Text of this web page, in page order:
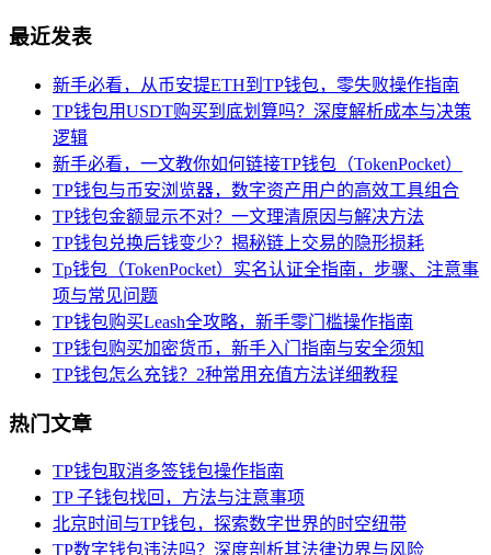
最近发表
新手必看，从币安提ETH到TP钱包，零失败操作指南
TP钱包用USDT购买到底划算吗？深度解析成本与决策
逻辑
新手必看，一文教你如何链接TP钱包（TokenPocket）
TP钱包与币安浏览器，数字资产用户的高效工具组合
TP钱包金额显示不对？一文理清原因与解决方法
TP钱包兑换后钱变少？揭秘链上交易的隐形损耗
Tp钱包（TokenPocket）实名认证全指南，步骤、注意事
项与常见问题
TP钱包购买Leash全攻略，新手零门槛操作指南
TP钱包购买加密货币，新手入门指南与安全须知
TP钱包怎么充钱？2种常用充值方法详细教程
热门文章
TP钱包取消多签钱包操作指南
TP 子钱包找回，方法与注意事项
北京时间与TP钱包，探索数字世界的时空纽带
TP数字钱包违法吗？深度剖析其法律边界与风险